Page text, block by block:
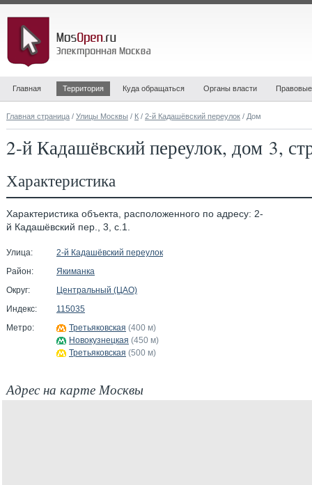
Главная Территория Куда обращаться Органы власти
Главная страница / Улицы Москвы / К / 2-й Кадашёвский переулок / Дом
2-й Кадашёвский переулок, дом 3,
Характеристика
Характеристика объекта, расположенного по адресу: 2-
й Кадашёвский пер., 3, с.1.
Улица:
2-й Кадашёвский переулок
Район:
Якиманка
Округ:
Центральный (ЦАО)
Индекс:
115035
Метро:
Третьяковская (400 м)
Новокузнецкая (450 м)
Третьяковская (500 м)
Адрес на карте Москвы